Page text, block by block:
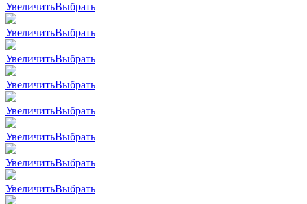
УвеличитьВыбрать
УвеличитьВыбрать
УвеличитьВыбрать
УвеличитьВыбрать
УвеличитьВыбрать
УвеличитьВыбрать
УвеличитьВыбрать
УвеличитьВыбрать